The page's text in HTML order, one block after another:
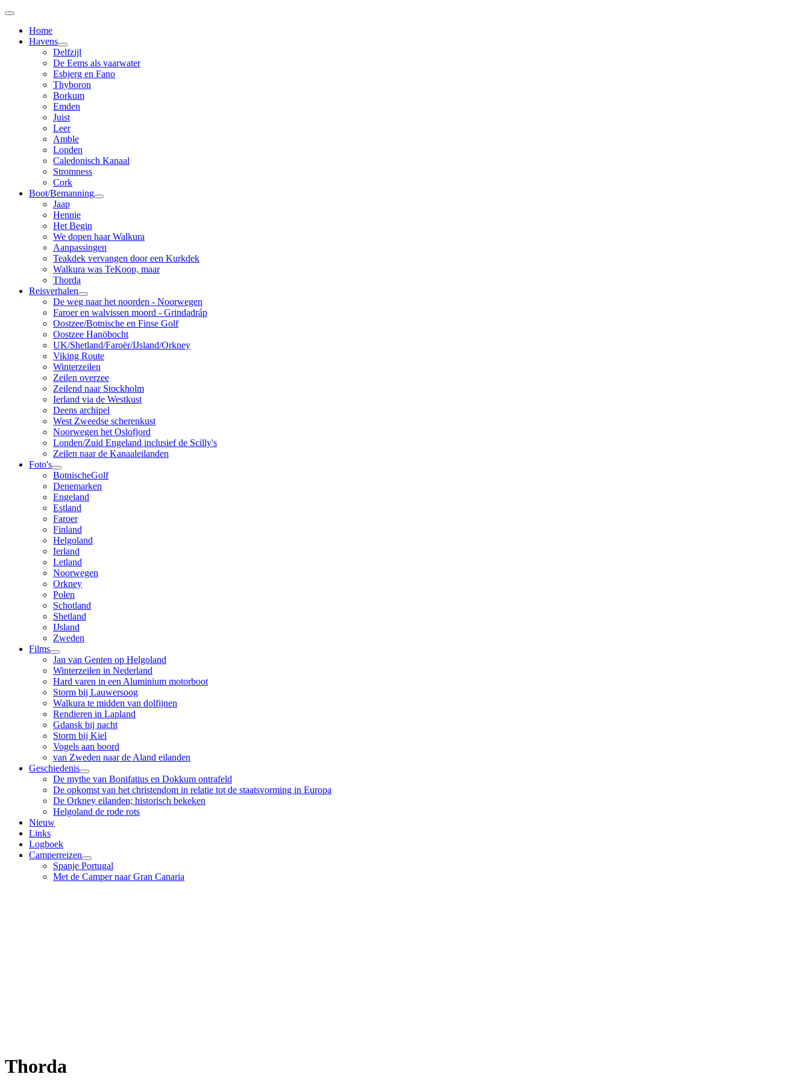
Home
Havens
Delfzijl
De Eems als vaarwater
Esbjerg en Fano
Thyboron
Borkum
Emden
Juist
Leer
Amble
Londen
Caledonisch Kanaal
Stromness
Cork
Boot/Bemanning
Jaap
Hennie
Het Begin
We dopen haar Walkura
Aanpassingen
Teakdek vervangen door een Kurkdek
Walkura was TeKoop, maar
Thorda
Reisverhalen
De weg naar het noorden - Noorwegen
Faroer en walvissen moord - Grindadráp
Oostzee/Botnische en Finse Golf
Oostzee Hanöbocht
UK/Shetland/Faroër/IJsland/Orkney
Viking Route
Winterzeilen
Zeilen overzee
Zeilend naar Stockholm
Ierland via de Westkust
Deens archipel
West Zweedse scherenkust
Noorwegen het Oslofjord
Londen/Zuid Engeland inclusief de Scilly's
Zeilen naar de Kanaaleilanden
Foto's
BotnischeGolf
Denemarken
Engeland
Estland
Faroer
Finland
Helgoland
Ierland
Letland
Noorwegen
Orkney
Polen
Schotland
Shetland
IJsland
Zweden
Films
Jan van Genten op Helgoland
Winterzeilen in Nederland
Hard varen in een Aluminium motorboot
Storm bij Lauwersoog
Walkura te midden van dolfijnen
Rendieren in Lapland
Gdansk bij nacht
Storm bij Kiel
Vogels aan boord
van Zweden naar de Aland eilanden
Geschiedenis
De mythe van Bonifatius en Dokkum ontrafeld
De opkomst van het christendom in relatie tot de staatsvorming in Europa
De Orkney eilanden; historisch bekeken
Helgoland de rode rots
Nieuw
Links
Logboek
Camperreizen
Spanje Portugal
Met de Camper naar Gran Canaria
Thorda